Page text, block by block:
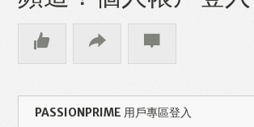
PASSIONPRIME 用戶專區登入